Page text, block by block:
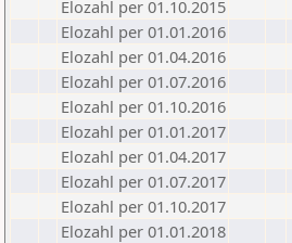
Elozahl per 01.10.2015
Elozahl per 01.01.2016
Elozahl per 01.04.2016
Elozahl per 01.07.2016
Elozahl per 01.10.2016
Elozahl per 01.01.2017
Elozahl per 01.04.2017
Elozahl per 01.07.2017
Elozahl per 01.10.2017
Elozahl per 01.01.2018